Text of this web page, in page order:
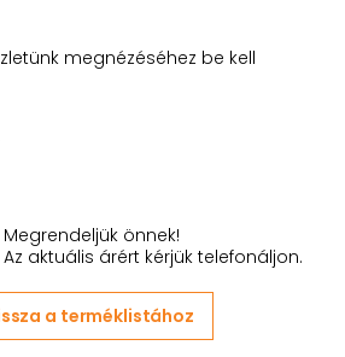
megnézéséhez be kell
Megrendeljük önnek!
Az aktuális árért kérjük telefonáljon.
a terméklistához